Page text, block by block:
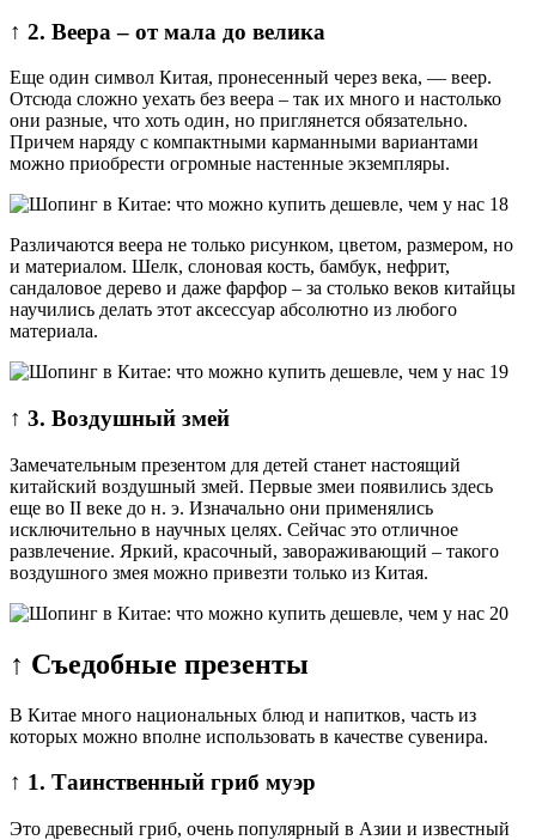
↑ 2. Веера – от мала до велика
Еще один символ Китая, пронесенный через века, — веер.
Отсюда сложно уехать без веера – так их много и настолько
они разные, что хоть один, но приглянется обязательно.
Причем наряду с компактными карманными вариантами
можно приобрести огромные настенные экземпляры.
Различаются веера не только рисунком, цветом, размером, но
и материалом. Шелк, слоновая кость, бамбук, нефрит,
сандаловое дерево и даже фарфор – за столько веков китайцы
научились делать этот аксессуар абсолютно из любого
материала.
↑ 3. Воздушный змей
Замечательным презентом для детей станет настоящий
китайский воздушный змей. Первые змеи появились здесь
еще во II веке до н. э. Изначально они применялись
исключительно в научных целях. Сейчас это отличное
развлечение. Яркий, красочный, завораживающий – такого
воздушного змея можно привезти только из Китая.
↑ Съедобные презенты
В Китае много национальных блюд и напитков, часть из
которых можно вполне использовать в качестве сувенира.
↑ 1. Таинственный гриб муэр
Это древесный гриб, очень популярный в Азии и известный